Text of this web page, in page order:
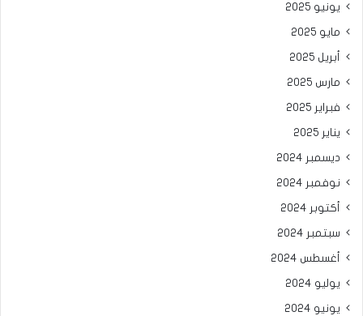
يونيو 2025
مايو 2025
أبريل 2025
مارس 2025
فبراير 2025
يناير 2025
ديسمبر 2024
نوفمبر 2024
أكتوبر 2024
سبتمبر 2024
أغسطس 2024
يوليو 2024
يونيو 2024